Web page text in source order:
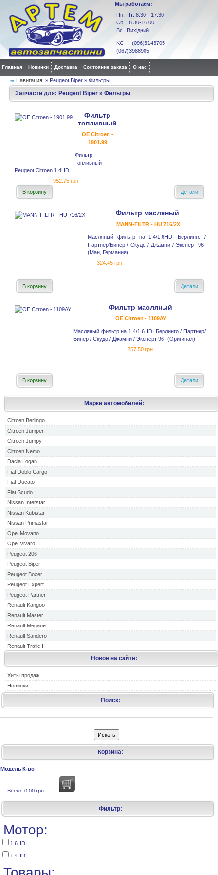
Мы работаем:
Пн.-Пт: 8.30 - 17.30
Сб. : 8.30-16.00
Вс.: Вихідний
KC (096)3143705
(067)3988905
Главная Новинки Доставка Состояние заказа О нас
Навигация: » Peugeot Biper » Фильтры
Марки автомобилей:
Citroen Berlingo
Citroen Jumper
Citroen Jumpy
Citroen Nemo
Dacia Logan
Fiat Doblo Cargo
Fiat Ducato
Fiat Scudo
Nissan Interstar
Nissan Kubistar
Nissan Primastar
Opel Movano
Opel Vivaro
Peugeot 206
Peugeot Biper
Peugeot Boxer
Peugeot Expert
Peugeot Partner
Renault Kangoo
Renault Master
Renault Megane
Renault Sandero
Renault Trafic II
Новое на сайте:
Хиты продаж
Новинки
Запчасти для: Peugeot Biper » Фильтры
Фильтр
топливный
OE Citroen -
1901.99
Фильтр
топливный
Peugeot Citroen 1.4HDI
952.75 грн.
В корзину
Детали
Фильтр масляный
MANN-FILTR - HU 716/2X
Масляный фильтр на 1.4/1.6HDI Берлинго /
Партнер/Бипер / Скудо / Джампи / Эксперт 96-
(Ман, Германия)
324.45 грн.
В корзину Детали
Фильтр масляный
OE Citroen - 1109AY
Масляный фильтр на 1.4/1.6HDI Берлинго / Партнер/
Бипер / Скудо / Джампи / Эксперт 96- (Оригинал)
257.50 грн.
В корзину Детали
Поиск:
Корзина:
Модель К-во
Всего: 0.00 грн
Фильтр:
Мотор:
1.6HDI
1.4HDI